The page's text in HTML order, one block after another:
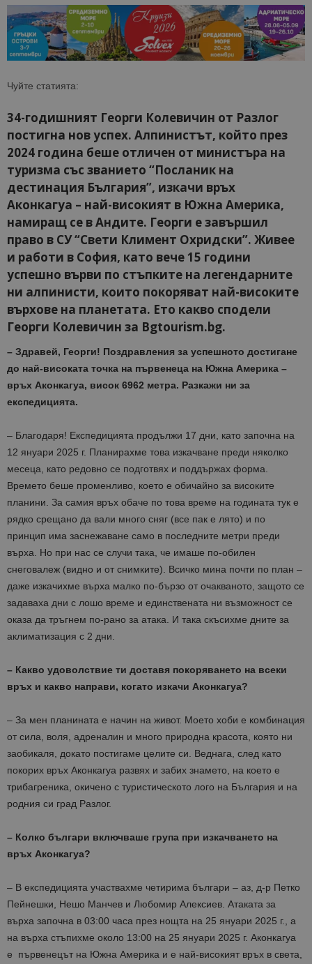
Чуйте статията:
34-годишният Георги Колевичин от Разлог
постигна нов успех. Алпинистът, който през
2024 година беше отличен от министъра на
туризма със званието “Посланик на
дестинация България”, изкачи връх
Аконкагуа – най-високият в Южна Америка,
намиращ се в Андите. Георги е завършил
право в СУ “Свети Климент Охридски”. Живее
и работи в София, като вече 15 години
успешно върви по стъпките на легендарните
ни алпинисти, които покоряват най-високите
върхове на планетата. Ето какво сподели
Георги Колевичин за Bgtourism.bg.
– Здравей, Георги! Поздравления за успешното достигане
до най-високата точка на първенеца на Южна Америка –
връх Аконкагуа, висок 6962 метра. Разкажи ни за
експедицията.
– Благодаря! Експедицията продължи 17 дни, като започна на
12 януари 2025 г. Планирахме това изкачване преди няколко
месеца, като редовно се подготвях и поддържах форма.
Времето беше променливо, което е обичайно за високите
планини. За самия връх обаче по това време на годината тук е
рядко срещано да вали много сняг (все пак е лято) и по
принцип има заснежаване само в последните метри преди
върха. Но при нас се случи така, че имаше по-обилен
снеговалеж (видно и от снимките). Всичко мина почти по план –
даже изкачихме върха малко по-бързо от очакваното, защото се
задаваха дни с лошо време и единствената ни възможност се
оказа да тръгнем по-рано за атака. И така скъсихме дните за
аклиматизация с 2 дни.
– Какво удоволствие ти доставя покоряването на всеки
връх и какво направи, когато изкачи Аконкагуа?
– За мен планината е начин на живот. Моето хоби е комбинация
от сила, воля, адреналин и много природна красота, която ни
заобикаля, докато постигаме целите си. Веднага, след като
покорих връх Аконкагуа развях и забих знамето, на което е
трибагреника, окичено с туристическото лого на България и на
родния си град Разлог.
– Колко българи включваше група при изкачването на
връх Аконкагуа?
– В експедицията участвахме четирима българи – аз, д-р Петко
Пейнешки, Нешо Манчев и Любомир Алексиев. Атаката за
върха започна в 03:00 часа през нощта на 25 януари 2025 г., а
на върха стъпихме около 13:00 на 25 януари 2025 г. Аконкагуа
е първенецът на Южна Америка и е най-високият връх в света,